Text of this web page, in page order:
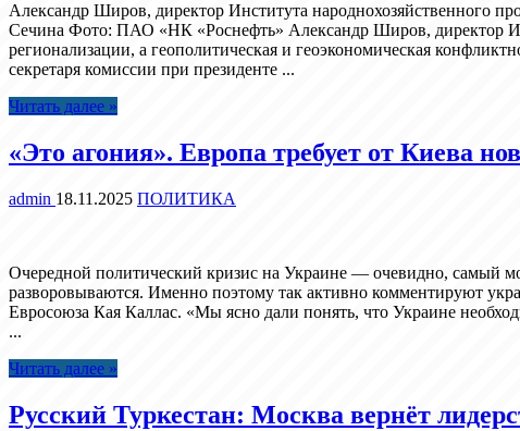
Александр Широв, директор Института народнохозяйственного
Сечина Фото: ПАО «НК «Роснефть» Александр Широв, директор
регионализации, а геополитическая и геоэкономическая
секретаря комиссии при президенте ...
Читать далее »
«Это агония». Европа требует от Киева
admin 18.11.2025 ПОЛИТИКА
Очередной политический кризис на Украине — очевидно, самый
разворовываются. Именно поэтому так активно комментируют
Евросоюза Кая Каллас. «Мы ясно дали понять, что Украине
...
Читать далее »
Русский Туркестан: Москва вернёт